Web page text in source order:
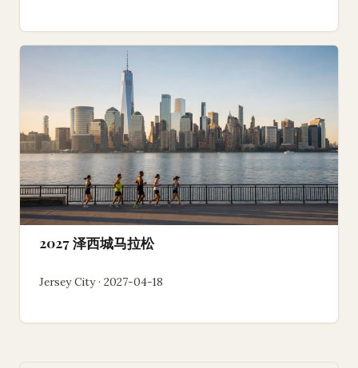
2027 泽西城马拉松
Jersey City · 2027-04-18